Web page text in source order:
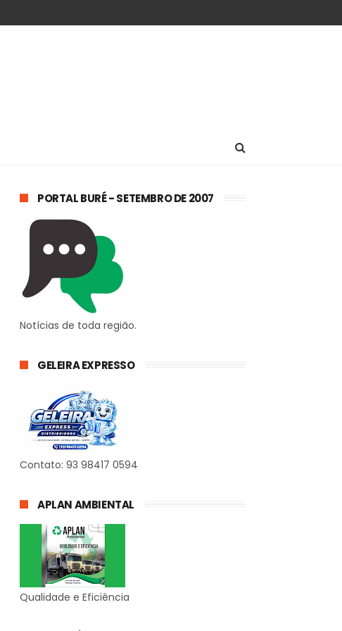
PORTAL BURÉ - SETEMBRO DE 2007
Notícias de toda região.
GELEIRA EXPRESSO
Contato: 93 98417 0594
APLAN AMBIENTAL
Qualidade e Eficiência